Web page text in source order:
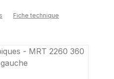
Fiche technique